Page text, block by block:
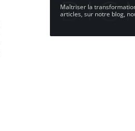
Maîtriser la
articles, sur notre blog,